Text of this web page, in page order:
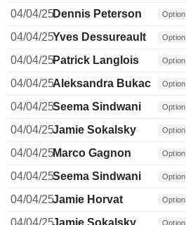
04/04/25Dennis Peterson Option
04/04/25Yves Dessureault Option
04/04/25Patrick Langlois Option
04/04/25Aleksandra Bukacheva
Option
04/04/25Seema Sindwani Option
04/04/25Jamie Sokalsky Option
04/04/25Marco Gagnon Option
04/04/25Seema Sindwani Option
04/04/25Jamie Horvat Option
Option